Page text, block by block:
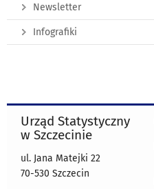
Newsletter
Infografiki
Urząd Statystyczny
w Szczecinie
ul. Jana Matejki 22
70-530 Szczecin